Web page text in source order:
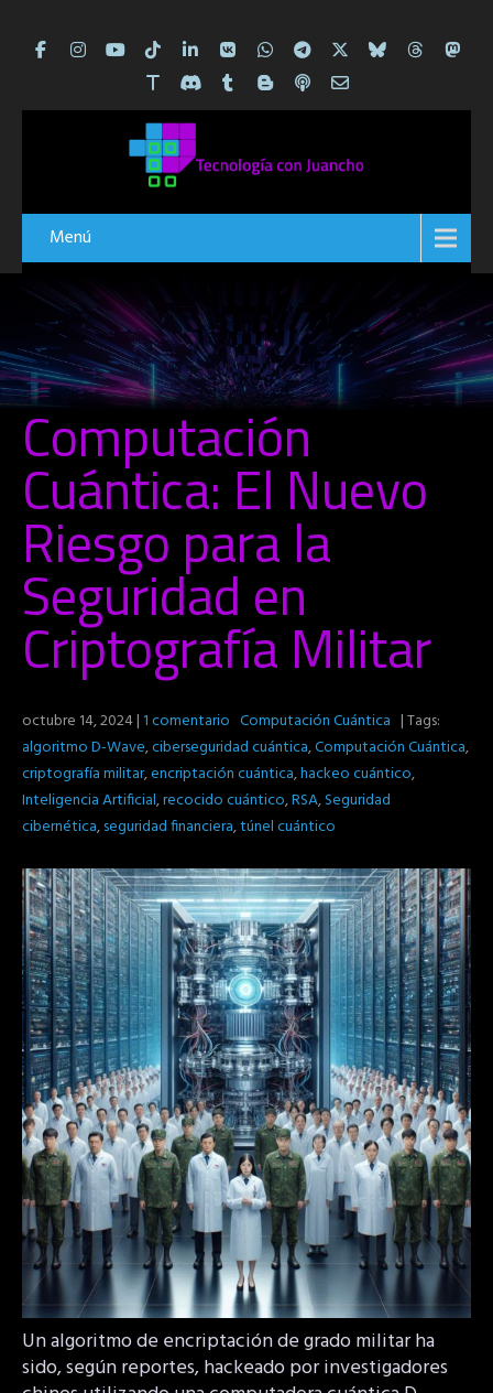
Menú
Computación
Cuántica: El Nuevo
Riesgo para la
Seguridad en
Criptografía Militar
octubre 14, 2024|1 comentario Computación Cuántica | Tags:
algoritmo D-Wave,ciberseguridad cuántica,Computación Cuántica,
criptografía militar,encriptación cuántica,hackeo cuántico,
Inteligencia Artificial,recocido cuántico,RSA,Seguridad
cibernética,seguridad financiera,túnel cuántico
Un algoritmo de encriptación de grado militar ha
sido, según reportes, hackeado por investigadores